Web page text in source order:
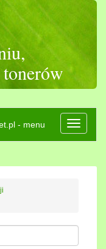
Rozwiń
- menu